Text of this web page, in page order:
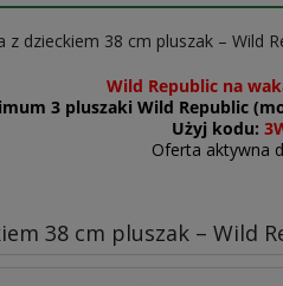
z dzieckiem 38 cm pluszak – Wild
Wild Republic na
3 pluszaki Wild Republic
Użyj kodu:
Oferta aktywna
38 cm pluszak – Wild